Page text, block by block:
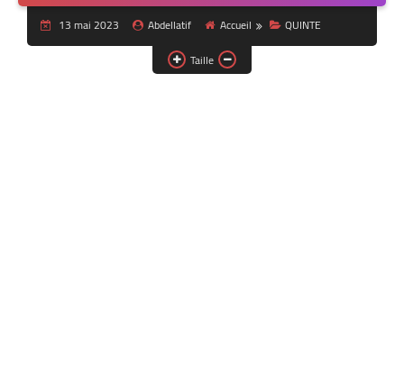
13 mai 2023 Abdellatif Accueil
QUINTE
Taille